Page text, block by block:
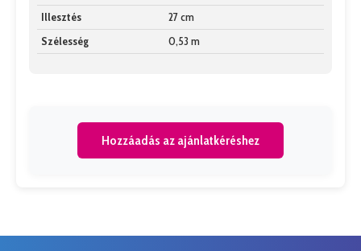
Illesztés
27 cm
Szélesség
0,53 m
Hozzáadás az ajánlatkéréshez